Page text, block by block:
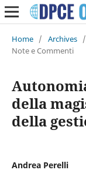
Home / Archives /
Note e Commenti
della
della
Andrea Perelli